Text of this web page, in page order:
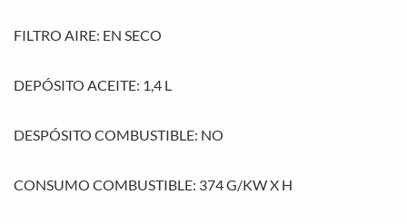
FILTRO AIRE: EN SECO
DEPÓSITO ACEITE: 1,4 L
DESPÓSITO COMBUSTIBLE: NO
CONSUMO COMBUSTIBLE: 374 G/KW X H